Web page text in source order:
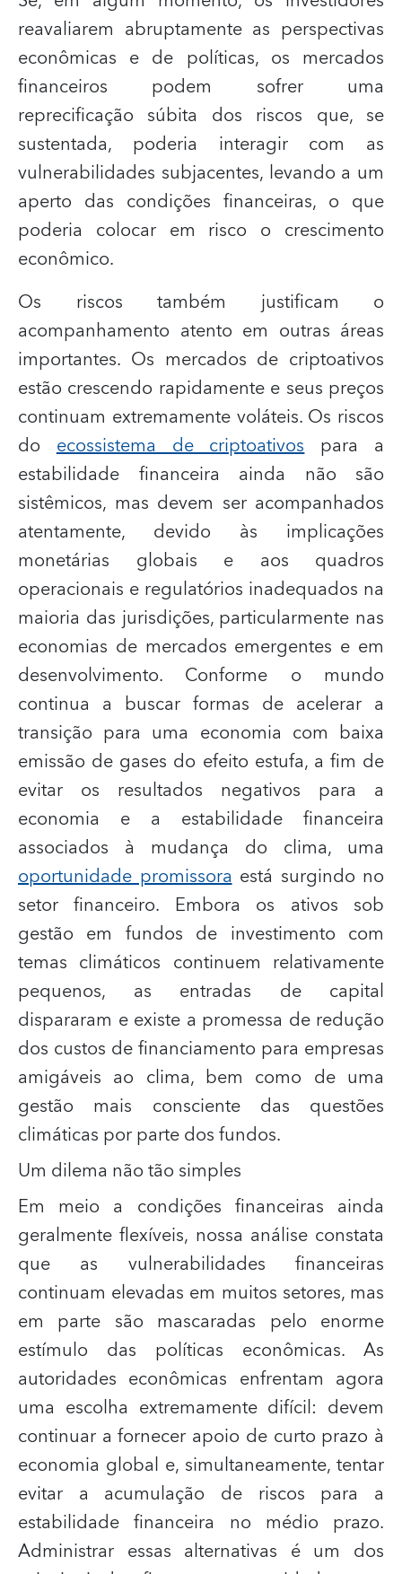
reavaliarem abruptamente as perspectivas
econômicas e de políticas, os mercados
financeiros podem sofrer uma
reprecificação súbita dos riscos que, se
sustentada, poderia interagir com as
vulnerabilidades subjacentes, levando a um
aperto das condições financeiras, o que
poderia colocar em risco o crescimento
econômico.
Os riscos também justificam o
acompanhamento atento em outras áreas
importantes. Os mercados de criptoativos
estão crescendo rapidamente e seus preços
continuam extremamente voláteis. Os riscos
doecossistema de criptoativospara a
estabilidade financeira ainda não são
sistêmicos, mas devem ser acompanhados
atentamente, devido às implicações
monetárias globais e aos quadros
operacionais e regulatórios inadequados na
maioria das jurisdições, particularmente nas
economias de mercados emergentes e em
desenvolvimento. Conforme o mundo
continua a buscar formas de acelerar a
transição para uma economia com baixa
emissão de gases do efeito estufa, a fim de
evitar os resultados negativos para a
economia e a estabilidade financeira
associados à mudança do clima, uma
oportunidade promissoraestá surgindo no
setor financeiro. Embora os ativos sob
gestão em fundos de investimento com
temas climáticos continuem relativamente
pequenos, as entradas de capital
dispararam e existe a promessa de redução
dos custos de financiamento para empresas
amigáveis ao clima, bem como de uma
gestão mais consciente das questões
climáticas por parte dos fundos.
Um dilema não tão simples
Em meio a condições financeiras ainda
geralmente flexíveis, nossa análise constata
que as vulnerabilidades financeiras
continuam elevadas em muitos setores, mas
em parte são mascaradas pelo enorme
estímulo das políticas econômicas. As
autoridades econômicas enfrentam agora
uma escolha extremamente difícil: devem
continuar a fornecer apoio de curto prazo à
economia global e, simultaneamente, tentar
evitar a acumulação de riscos para a
estabilidade financeira no médio prazo.
Administrar essas alternativas é um dos